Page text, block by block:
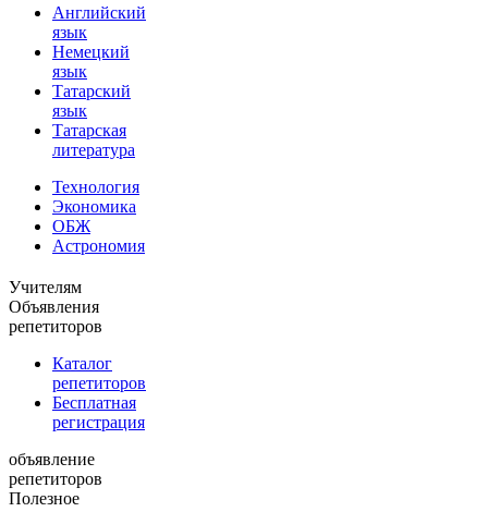
Английский
язык
Немецкий
язык
Татарский
язык
Татарская
литература
Технология
Экономика
ОБЖ
Астрономия
Учителям
Объявления
репетиторов
Каталог
репетиторов
Бесплатная
регистрация
объявление
репетиторов
Полезное